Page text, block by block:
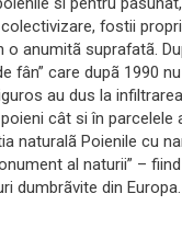
fostii
anumitã suprafatã.
fân” care dupã 1990
au dus la
cât si în
naturalã Poienile cu
al naturii” –
dumbrãvite din Europa.